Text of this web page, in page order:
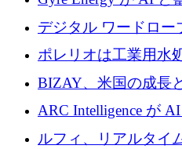
を削減するために
デジタル ワードロ
1,000 万人のユーザ
700 万ドルを獲得
ポレリオは工業用水
万ユーロを確保
BIZAY、米国の成長
めに5,500万ドルを確
ARC Intelligence が
ットフォームを拡大
ルフィ、リアルタイ